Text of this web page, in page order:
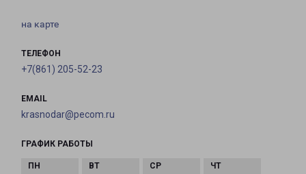
на карте
ТЕЛЕФОН
+7(861) 205-52-23
EMAIL
krasnodar@pecom.ru
ГРАФИК РАБОТЫ